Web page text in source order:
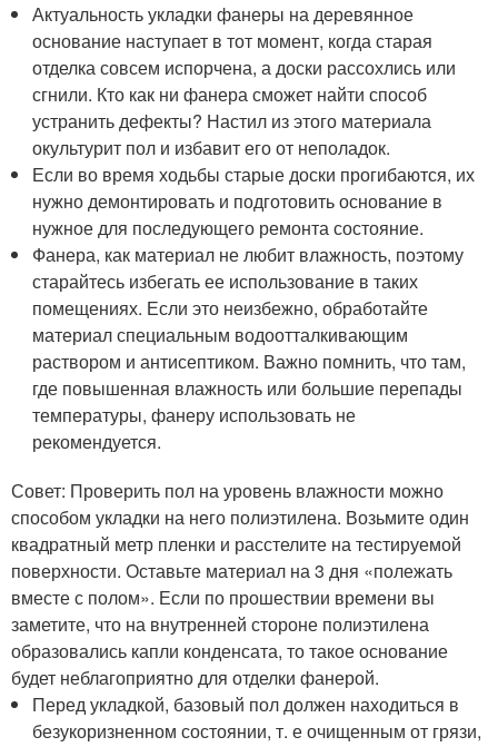
Актуальность укладки фанеры на деревянное
основание наступает в тот момент, когда старая
отделка совсем испорчена, а доски рассохлись или
сгнили. Кто как ни фанера сможет найти способ
устранить дефекты? Настил из этого материала
окультурит пол и избавит его от неполадок.
Если во время ходьбы старые доски прогибаются, их
нужно демонтировать и подготовить основание в
нужное для последующего ремонта состояние.
Фанера, как материал не любит влажность, поэтому
старайтесь избегать ее использование в таких
помещениях. Если это неизбежно, обработайте
материал специальным водоотталкивающим
раствором и антисептиком. Важно помнить, что там,
где повышенная влажность или большие перепады
температуры, фанеру использовать не
рекомендуется.
Совет: Проверить пол на уровень влажности можно
способом укладки на него полиэтилена. Возьмите один
квадратный метр пленки и расстелите на тестируемой
поверхности. Оставьте материал на 3 дня «полежать
вместе с полом». Если по прошествии времени вы
заметите, что на внутренней стороне полиэтилена
образовались капли конденсата, то такое основание
будет неблагоприятно для отделки фанерой.
Перед укладкой, базовый пол должен находиться в
безукоризненном состоянии, т. е очищенным от грязи,